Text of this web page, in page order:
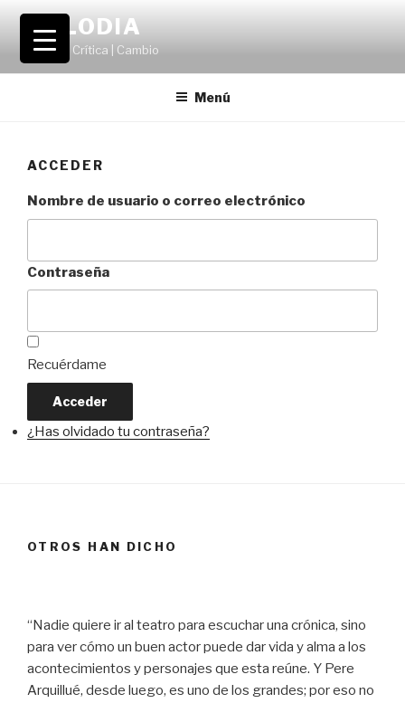
Saltar
contenido
VOLODIA
Teatro | Crítica | Cambio
Menú
ACCEDER
Nombre de usuario o correo electrónico
Contraseña
Recuérdame
Acceder
¿Has olvidado tu contraseña?
OTROS HAN DICHO
“Nadie quiere ir al teatro para escuchar una crónica, sino
para ver cómo un buen actor puede dar vida y alma a los
acontecimientos y personajes que esta reúne. Y Pere
Arquillué, desde luego, es uno de los grandes; por eso no